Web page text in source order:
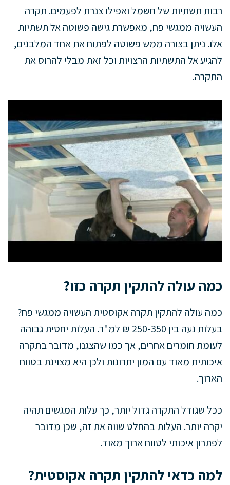
רבות תשתיות של חשמל ואפילו צנרת לפעמים. תקרה
העשויה ממגשי פח, מאפשרת גישה פשוטה אל תשתיות
אלו. ניתן בצורה ממש פשוטה לפתוח את אחד המלבנים,
להגיע אל התשתיות הרצויות וכל זאת מבלי להרוס את
התקרה.
כמה עולה להתקין תקרה כזו?
כמה עולה להתקין תקרה אקוסטית העשויה ממגשי פח?
בעלות נעה בין 250-350 ₪ למ"ר. העלות יחסית גבוהה
לעומת חומרים אחרים, אך כמו שהצגנו, מדובר בתקרה
איכותית מאוד עם המון יתרונות ולכן היא מצוינת בטווח
הארוך.
ככל שגודל התקרה גדול יותר, כך עלות המגשים תהיה
יקרה יותר. העלות בהחלט שווה את זה, שכן מדובר
לפתרון איכותי לטווח ארוך מאוד.
למה כדאי להתקין תקרה אקוסטית?